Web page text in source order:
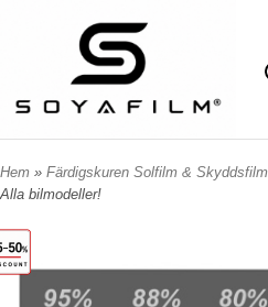
Hem » Färdigskuren Solfilm & Skyddsfilm
Alla bilmodeller!